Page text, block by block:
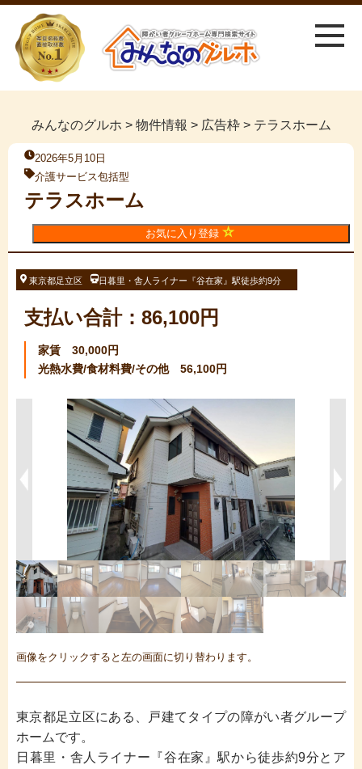
みんなのグルホ > 物件情報 > 広告枠> テラスホーム
2026年5月10日
介護サービス包括型
テラスホーム
お気に入り登録
東京都足立区 日暮里・舎人ライナー『谷在家』駅徒歩約9分
支払い合計：86,100円
家賃 30,000円
光熱水費/食材料費/その他 56,100円
画像をクリックすると左の画面に切り替わります。
東京都足立区にある、戸建てタイプの障がい者グループ
ホームです。
日暮里・舎人ライナー『谷在家』駅から徒歩約9分とア